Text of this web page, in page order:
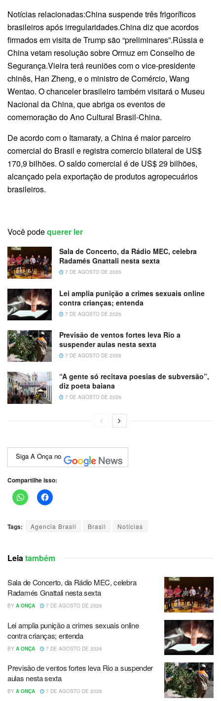
Notícias relacionadas:China suspende três frigoríficos
brasileiros após irregularidades.China diz que acordos
firmados em visita de Trump são “preliminares”.Rússia e
China vetam resolução sobre Ormuz em Conselho de
Segurança.Vieira terá reuniões com o vice-presidente
chinês, Han Zheng, e o ministro de Comércio, Wang
Wentao. O chanceler brasileiro também visitará o Museu
Nacional da China, que abriga os eventos de
comemoração do Ano Cultural Brasil-China.
De acordo com o Itamaraty, a China é maior parceiro
comercial do Brasil e registra comercio bilateral de US$
170,9 bilhões. O saldo comercial é de US$ 29 bilhões,
alcançado pela exportação de produtos agropecuários
brasileiros.
Você podequerer ler
Sala de Concerto, da Rádio MEC, celebra
Radamés Gnattali nesta sexta
7 DE AGOSTO DE 2026
Lei amplia punição a crimes sexuais online
contra crianças; entenda
7 DE AGOSTO DE 2026
Previsão de ventos fortes leva Rio a
suspender aulas nesta sexta
7 DE AGOSTO DE 2026
“A gente só recitava poesias de subversão”,
diz poeta baiana
7 DE AGOSTO DE 2026
Siga A Onça no
Compartilhe isso:
Tags: Agencia Brasil Brasil Notícias
Leiatambém
Sala de Concerto, da Rádio MEC, celebra
Radamés Gnattali nesta sexta
BY A ONÇA 7 DE AGOSTO DE 2026
Lei amplia punição a crimes sexuais online
contra crianças; entenda
BY A ONÇA 7 DE AGOSTO DE 2026
Previsão de ventos fortes leva Rio a suspender
aulas nesta sexta
BY A ONÇA 7 DE AGOSTO DE 2026